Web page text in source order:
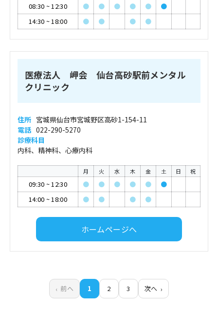
08:30 ~12:30 ● ● ● ● ●
●
14:30 ~18:00 ● ● ● ●
医療法人 岬会 仙台高砂駅前メンタル
クリニック
住所 宮城県仙台市宮城野区高砂1-154-11
電話 022-290-5270
診療科目
内科、精神科、心療内科
月 火 水 木 金 土 日 祝
09:30 ~12:30 ● ● ● ● ●
●
14:00 ~18:00 ● ● ● ●
ホームページへ
前へ 1 2 3 次へ